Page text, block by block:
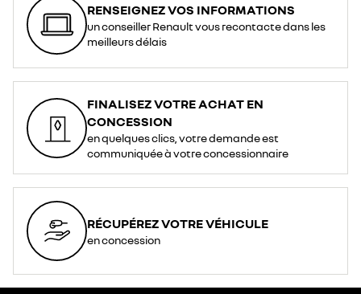
RENSEIGNEZ VOS INFORMATIONS
un conseiller Renault vous recontacte dans les
meilleurs délais
FINALISEZ VOTRE ACHAT EN
CONCESSION
en quelques clics, votre demande est
communiquée à votre concessionnaire
RÉCUPÉREZ VOTRE VÉHICULE
en concession